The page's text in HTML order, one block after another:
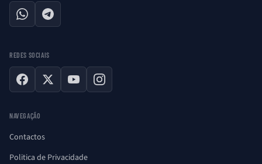
WhatsAppTelegram
REDES SOCIAIS
Facebook
X YouTubeInstagram
NAVEGAÇÃO
Contactos
Politica de Privacidade